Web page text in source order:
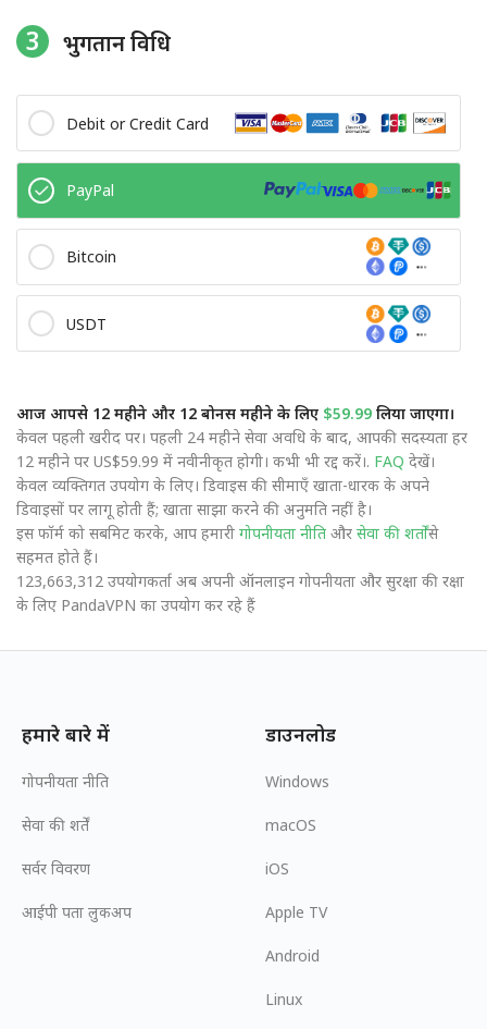
3 भुगतान विधि
Debit or Credit Card
PayPal
Bitcoin
USDT
आज आपसे 12 महीने और 12 बोनस महीने के लिए $59.99 लिया जाएगा।
केवल पहली खरीद पर। पहली 24 महीने सेवा अवधि के बाद, आपकी सदस्यता हर
12 महीने पर US$59.99 में नवीनीकृत होगी। कभी भी रद्द करें।. FAQ देखें।
केवल व्यक्तिगत उपयोग के लिए। डिवाइस की सीमाएँ खाता-धारक के अपने
डिवाइसों पर लागू होती हैं; खाता साझा करने की अनुमति नहीं है।
इस फॉर्म को सबमिट करके, आप हमारी गोपनीयता नीति और सेवा की शर्तोंसे
सहमत होते हैं।
123,663,312 उपयोगकर्ता अब अपनी ऑनलाइन गोपनीयता और सुरक्षा की रक्षा
के लिए PandaVPN का उपयोग कर रहे हैं
हमारे बारे में
गोपनीयता नीति
सेवा की शर्तें
सर्वर विवरण
आईपी पता लुकअप
डाउनलोड
Windows
macOS
iOS
Apple TV
Android
Linux